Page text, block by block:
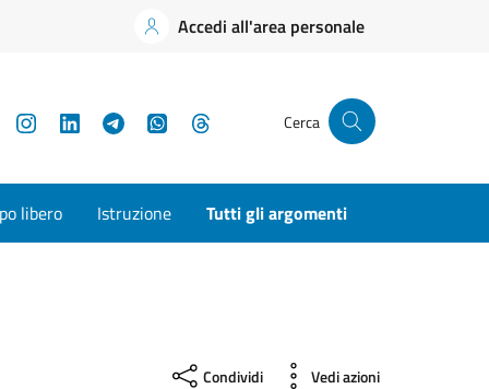
Accedi all'area personale
YouTubeInstagramLinkedInTelegramWhatsApp Cerca
libero Istruzione Tutti gli argomenti
Condividi Vedi azioni